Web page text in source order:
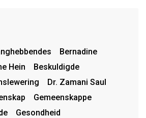
Bernadine
Hein
Beskuldigde
Dr. Zamani Saul
Gemeenskappe
Gesondheid